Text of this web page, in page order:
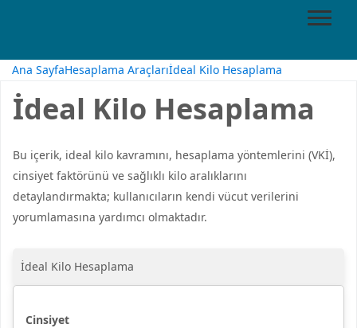
Ana SayfaHesaplama Araçlarıİdeal Kilo Hesaplama
İdeal Kilo Hesaplama
Bu içerik, ideal kilo kavramını, hesaplama yöntemlerini (VKİ),
cinsiyet faktörünü ve sağlıklı kilo aralıklarını
detaylandırmakta; kullanıcıların kendi vücut verilerini
yorumlamasına yardımcı olmaktadır.
İdeal Kilo Hesaplama
Cinsiyet